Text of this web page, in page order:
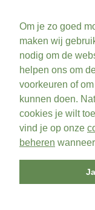
Om je zo goed
maken wij
nodig om de
helpen ons om
voorkeuren of
kunnen doen.
cookies je wilt
vind je op onze
beheren